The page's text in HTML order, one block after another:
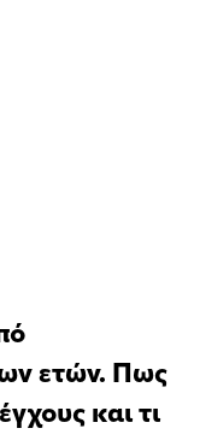
ετών. Πως
και τι